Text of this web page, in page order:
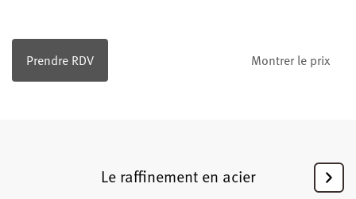
Prendre RDV Montrer le prix
Le raffinement en acier